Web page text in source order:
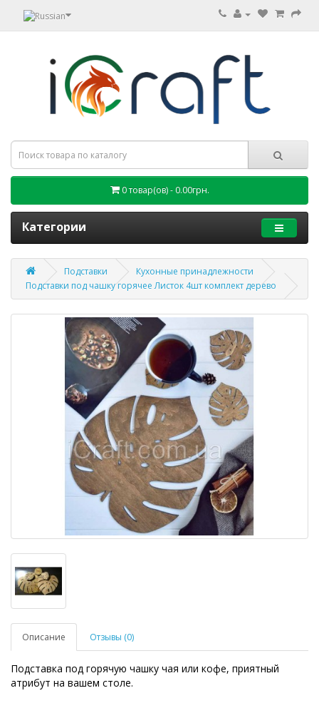
0 товар(ов) - 0.00грн.
Категории
Подставки
Кухонные принадлежности
Подставки под чашку горячее Листок 4шт комплект дерево
Описание Отзывы (0)
Подставка под горячую чашку чая или кофе, приятный
атрибут на вашем столе.